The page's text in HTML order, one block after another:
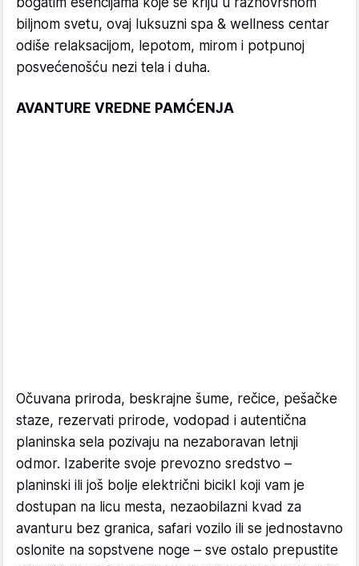
biljnom svetu, ovaj luksuzni spa & wellness centar
odiše relaksacijom, lepotom, mirom i potpunoj
posvećenošću nezi tela i duha.
AVANTURE VREDNE PAMĆENJA
Očuvana priroda, beskrajne šume, rečice, pešačke
staze, rezervati prirode, vodopad i autentična
planinska sela pozivaju na nezaboravan letnji
odmor. Izaberite svoje prevozno sredstvo –
planinski ili još bolje električni bicikl koji vam je
dostupan na licu mesta, nezaobilazni kvad za
avanturu bez granica, safari vozilo ili se jednostavno
oslonite na sopstvene noge – sve ostalo prepustite